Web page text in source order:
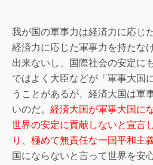
我が国の軍事力は経済力に応じ
経済力に応じた軍事力を持たな
出来ないし、国際社会の安定に
ではよく大臣などが「軍事大国
うことがあるが、経済大国は軍
いのだ。 経済大国が軍事大国に
世界の安定に貢献しないと宣言
り、極めて無責任な一国平和主
国にならないと言って世界を安